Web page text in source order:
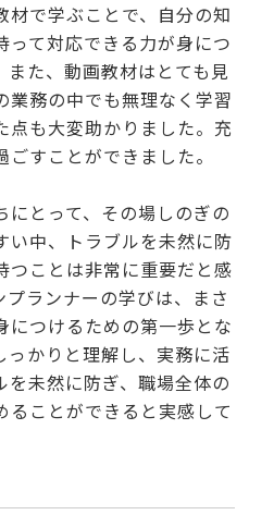
材で学ぶことで、自分の知
って対応できる力が身につ
また、動画教材はとても見
業務の中でも無理なく学習
点も大変助かりました。充
すことができました。
にとって、その場しのぎの
い中、トラブルを未然に防
つことは非常に重要だと感
プランナーの学びは、まさ
につけるための第一歩とな
っかりと理解し、実務に活
を未然に防ぎ、職場全体の
ることができると実感して